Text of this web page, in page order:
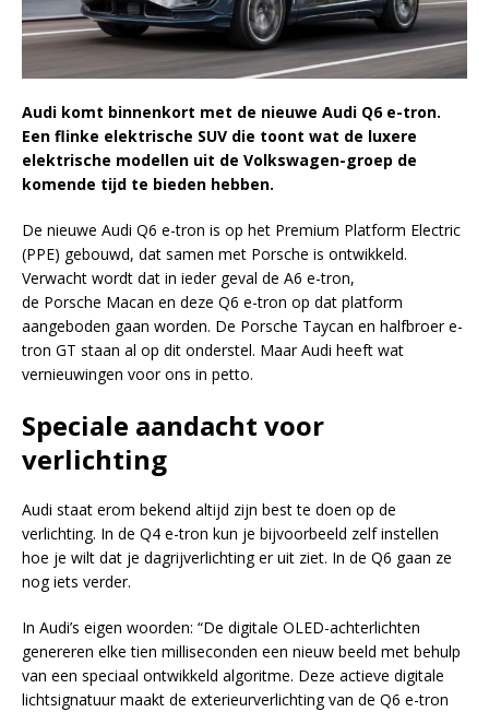
Audi komt binnenkort met de nieuwe Audi Q6 e-tron.
Een flinke elektrische SUV die toont wat de luxere
elektrische modellen uit de Volkswagen-groep de
komende tijd te bieden hebben.
De nieuwe Audi Q6 e-tron is op het Premium Platform Electric
(PPE) gebouwd, dat samen met Porsche is ontwikkeld.
Verwacht wordt dat in ieder geval de A6 e-tron,
de Porsche Macan en deze Q6 e-tron op dat platform
aangeboden gaan worden. De Porsche Taycan en halfbroer e-
tron GT staan al op dit onderstel. Maar Audi heeft wat
vernieuwingen voor ons in petto.
Speciale aandacht voor
verlichting
Audi staat erom bekend altijd zijn best te doen op de
verlichting. In de Q4 e-tron kun je bijvoorbeeld zelf instellen
hoe je wilt dat je dagrijverlichting er uit ziet. In de Q6 gaan ze
nog iets verder.
In Audi’s eigen woorden: “De digitale OLED-achterlichten
genereren elke tien milliseconden een nieuw beeld met behulp
van een speciaal ontwikkeld algoritme. Deze actieve digitale
lichtsignatuur maakt de exterieurverlichting van de Q6 e-tron